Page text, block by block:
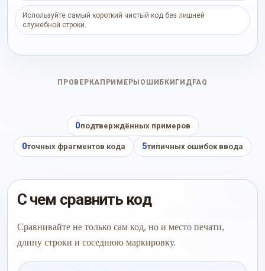
Используйте самый короткий чистый код без лишней
служебной строки.
ПРОВЕРКА ПРИМЕРЫ ОШИБКИ ГИД FAQ
0подтверждённых примеров
0точных фрагментов кода 5типичных ошибок ввода
С чем сравнить код
Сравнивайте не только сам код, но и место печати,
длину строки и соседнюю маркировку.